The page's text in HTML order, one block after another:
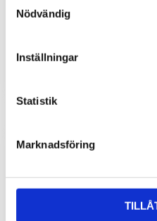
Nödvändig
Inställningar
Statistik
Marknadsföring
LA1S.